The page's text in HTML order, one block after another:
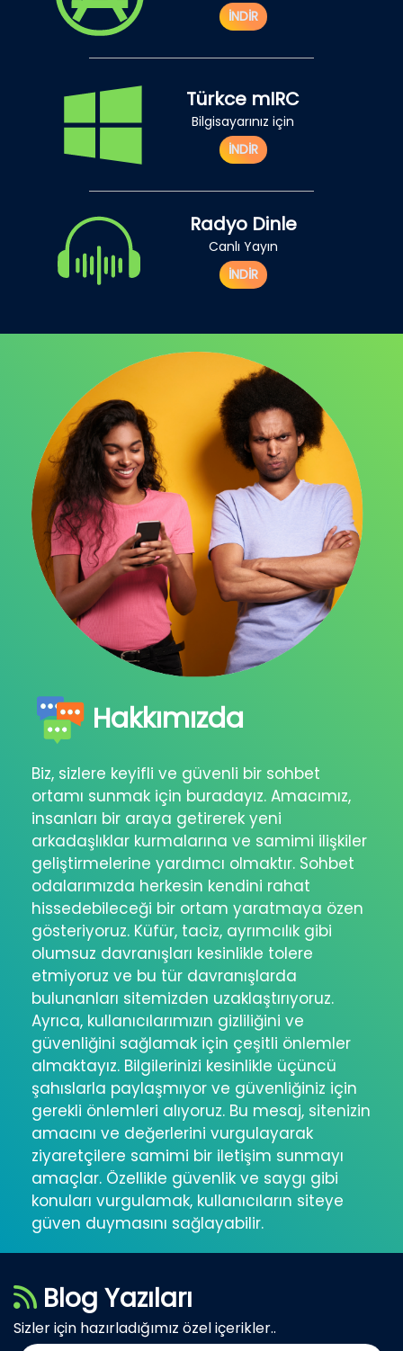
İNDİR
Türkce mIRC
Bilgisayarınız için
İNDİR
Radyo Dinle
Canlı Yayın
İNDİR
Hakkımızda
Biz, sizlere keyifli ve güvenli bir sohbet
ortamı sunmak için buradayız. Amacımız,
insanları bir araya getirerek yeni
arkadaşlıklar kurmalarına ve samimi ilişkiler
geliştirmelerine yardımcı olmaktır. Sohbet
odalarımızda herkesin kendini rahat
hissedebileceği bir ortam yaratmaya özen
gösteriyoruz. Küfür, taciz, ayrımcılık gibi
olumsuz davranışları kesinlikle tolere
etmiyoruz ve bu tür davranışlarda
bulunanları sitemizden uzaklaştırıyoruz.
Ayrıca, kullanıcılarımızın gizliliğini ve
güvenliğini sağlamak için çeşitli önlemler
almaktayız. Bilgilerinizi kesinlikle üçüncü
şahıslarla paylaşmıyor ve güvenliğiniz için
gerekli önlemleri alıyoruz. Bu mesaj, sitenizin
amacını ve değerlerini vurgulayarak
ziyaretçilere samimi bir iletişim sunmayı
amaçlar. Özellikle güvenlik ve saygı gibi
konuları vurgulamak, kullanıcıların siteye
güven duymasını sağlayabilir.
Blog Yazıları
Sizler için hazırladığımız özel içerikler..